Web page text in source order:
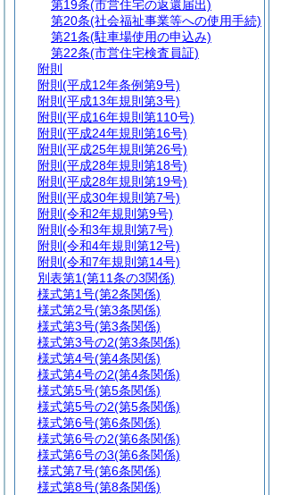
第19条(市営住宅の返還届出)
第20条(社会福祉事業等への使用手続)
第21条(駐車場使用の申込み)
第22条(市営住宅検査員証)
附則
附則 (平成12年条例第9号)
附則 (平成13年規則第3号)
附則 (平成16年規則第110号)
附則 (平成24年規則第16号)
附則 (平成25年規則第26号)
附則 (平成28年規則第18号)
附則 (平成28年規則第19号)
附則 (平成30年規則第7号)
附則 (令和2年規則第9号)
附則 (令和3年規則第7号)
附則 (令和4年規則第12号)
附則 (令和7年規則第14号)
別表第1(第11条の3関係)
様式第1号(第2条関係)
様式第2号(第3条関係)
様式第3号(第3条関係)
様式第3号の2(第3条関係)
様式第4号(第4条関係)
様式第4号の2(第4条関係)
様式第5号(第5条関係)
様式第5号の2(第5条関係)
様式第6号(第6条関係)
様式第6号の2(第6条関係)
様式第6号の3(第6条関係)
様式第7号(第6条関係)
様式第8号(第8条関係)